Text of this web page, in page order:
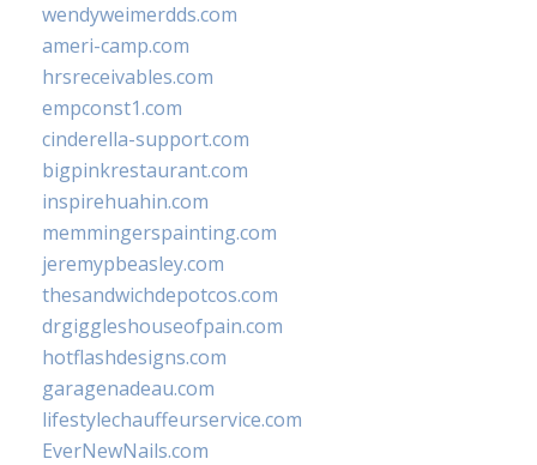
wendyweimerdds.com
ameri-camp.com
hrsreceivables.com
empconst1.com
cinderella-support.com
bigpinkrestaurant.com
inspirehuahin.com
memmingerspainting.com
jeremypbeasley.com
thesandwichdepotcos.com
drgiggleshouseofpain.com
hotflashdesigns.com
garagenadeau.com
lifestylechauffeurservice.com
EverNewNails.com